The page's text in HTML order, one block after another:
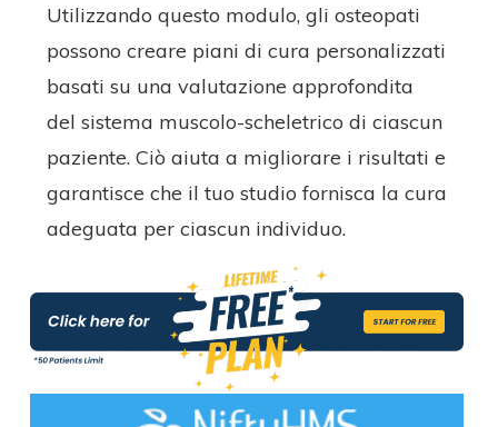
Utilizzando questo modulo, gli osteopati
possono creare piani di cura personalizzati
basati su una valutazione approfondita
del sistema muscolo-scheletrico di ciascun
paziente. Ciò aiuta a migliorare i risultati e
garantisce che il tuo studio fornisca la cura
adeguata per ciascun individuo.